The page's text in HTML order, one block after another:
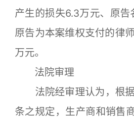
产生的损失6.3万元、原告
原告为本案维权支付的律
万元。
法院审理
法院经审理认为，根据
条之规定，生产商和销售